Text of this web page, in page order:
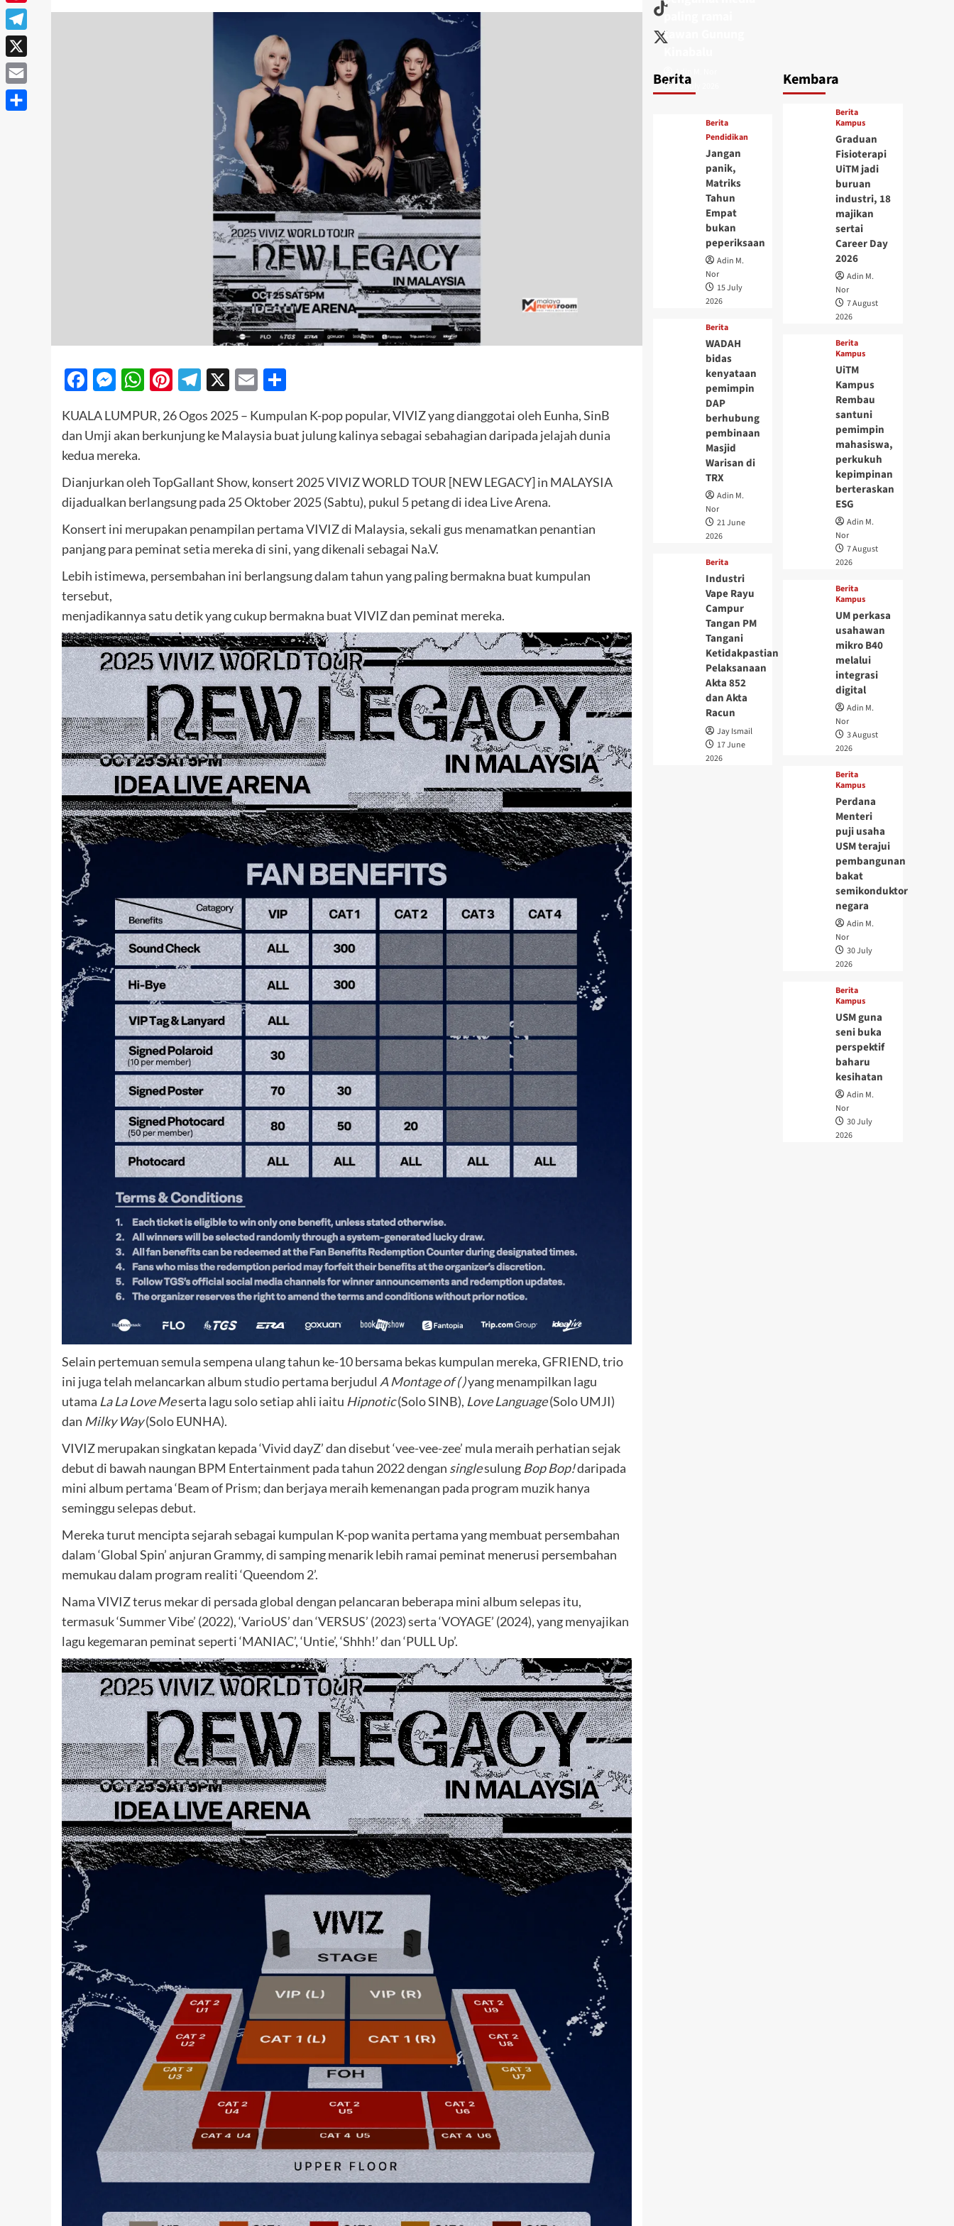
Facebook
Messenger
WhatsApp
Pinterest
Telegram
X Email
KUALA LUMPUR, 26 Ogos 2025 – Kumpulan K-pop popular, VIVIZ yang dianggotai oleh Eunha, SinB
dan Umji akan berkunjung ke Malaysia buat julung kalinya sebagai sebahagian daripada jelajah dunia
kedua mereka.
Dianjurkan oleh TopGallant Show, konsert 2025 VIVIZ WORLD TOUR [NEW LEGACY] in MALAYSIA
dijadualkan berlangsung pada 25 Oktober 2025 (Sabtu), pukul 5 petang di idea Live Arena.
Konsert ini merupakan penampilan pertama VIVIZ di Malaysia, sekali gus menamatkan penantian
panjang para peminat setia mereka di sini, yang dikenali sebagai Na.V.
Lebih istimewa, persembahan ini berlangsung dalam tahun yang paling bermakna buat kumpulan
tersebut,
menjadikannya satu detik yang cukup bermakna buat VIVIZ dan peminat mereka.
Selain pertemuan semula sempena ulang tahun ke-10 bersama bekas kumpulan mereka, GFRIEND, trio
ini juga telah melancarkan album studio pertama berjudul A Montage of ( )yang menampilkan lagu
utama La La Love Meserta lagu solo setiap ahli iaitu Hipnotic(Solo SINB), Love Language(Solo UMJI)
dan Milky Way(Solo EUNHA).
VIVIZ merupakan singkatan kepada ‘Vivid dayZ’ dan disebut ‘vee-vee-zee’ mula meraih perhatian sejak
debut di bawah naungan BPM Entertainment pada tahun 2022 dengan singlesulung Bop Bop!daripada
mini album pertama ‘Beam of Prism; dan berjaya meraih kemenangan pada program muzik hanya
seminggu selepas debut.
Mereka turut mencipta sejarah sebagai kumpulan K-pop wanita pertama yang membuat persembahan
dalam ‘Global Spin’ anjuran Grammy, di samping menarik lebih ramai peminat menerusi persembahan
memukau dalam program realiti ‘Queendom 2’.
Nama VIVIZ terus mekar di persada global dengan pelancaran beberapa mini album selepas itu,
termasuk ‘Summer Vibe’ (2022), ‘VarioUS’ dan ‘VERSUS’ (2023) serta ‘VOYAGE’ (2024), yang menyajikan
lagu kegemaran peminat seperti ‘MANIAC’, ‘Untie’, ‘Shhh!’ dan ‘PULL Up’.
Berita
paling ramai
tawan Gunung
Adin M. Nor
15 July 2026
Berita
Pendidikan
Jangan
panik,
Matriks
Tahun
Empat
bukan
peperiksaan
Adin M.
Nor
15 July
2026
Berita
WADAH
bidas
kenyataan
pemimpin
DAP
berhubung
pembinaan
Masjid
Warisan di
TRX
Adin M.
Nor
21 June
2026
Berita
Industri
Vape Rayu
Campur
Tangan PM
Tangani
Ketidakpastian
Pelaksanaan
Akta 852
dan Akta
Racun
Jay Ismail
17 June
2026
Kembara
Berita
Kampus
Graduan
Fisioterapi
UiTM jadi
buruan
industri, 18
majikan
sertai
Career Day
2026
Adin M.
Nor
7 August
2026
Berita
Kampus
UiTM
Kampus
Rembau
santuni
pemimpin
mahasiswa,
perkukuh
kepimpinan
berteraskan
ESG
Adin M.
Nor
7 August
2026
Berita
Kampus
UM perkasa
usahawan
mikro B40
melalui
integrasi
digital
Adin M.
Nor
3 August
2026
Berita
Kampus
Perdana
Menteri
puji usaha
USM terajui
pembangunan
bakat
semikonduktor
negara
Adin M.
Nor
30 July
2026
Berita
Kampus
USM guna
seni buka
perspektif
baharu
kesihatan
Adin M.
Nor
30 July
2026
Pinterest
Telegram
X
Email